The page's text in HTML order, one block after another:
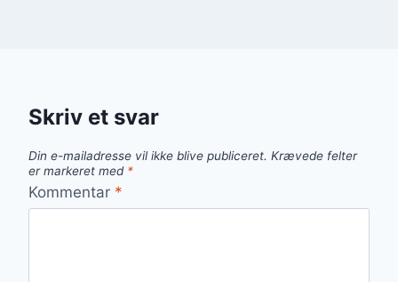
Skriv et svar
Din e-mailadresse vil ikke blive publiceret. Krævede felter
er markeret med *
Kommentar *